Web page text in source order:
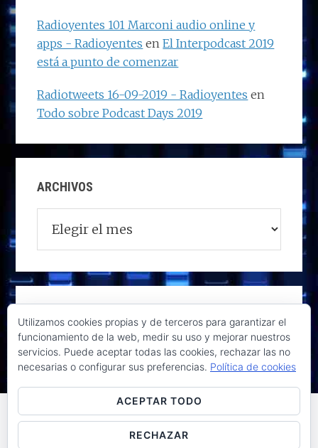
Radioyentes 101 Marconi audio online y
apps - Radioyentes enEl Interpodcast 2019
está a punto de comenzar
Radiotweets 16-09-2019 - Radioyentes en
Todo sobre Podcast Days 2019
ARCHIVOS
Raúl de la Puente - Derechos reservados© 2026 ·
Utilizamos cookies propias y de terceros para garantizar el
funcionamiento de la web, medir su uso y mejorar nuestros
servicios. Puede aceptar todas las cookies, rechazar las no
necesarias o configurar sus preferencias. Política de cookies
ACEPTAR TODO
RECHAZAR